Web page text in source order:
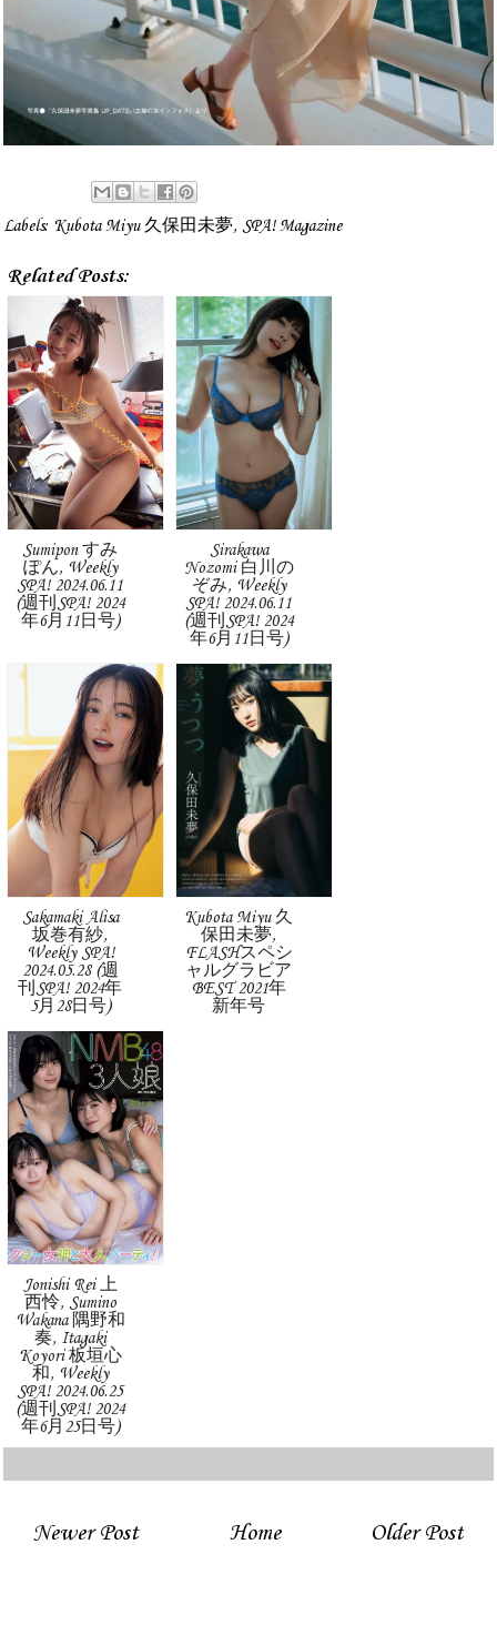
Labels: Kubota Miyu 久保田未夢, SPA! Magazine
Related Posts:
Sumipon すみ
ぽん, Weekly
SPA! 2024.06.11
(週刊SPA! 2024
年6月11日号)
Sirakawa
Nozomi 白川の
ぞみ, Weekly
SPA! 2024.06.11
(週刊SPA! 2024
年6月11日号)
Sakamaki Alisa
坂巻有紗,
Weekly SPA!
2024.05.28 (週
刊SPA! 2024年
5月28日号)
Kubota Miyu 久
保田未夢,
FLASHスペシ
ャルグラビア
BEST 2021年
新年号
Jonishi Rei 上
西怜, Sumino
Wakana 隅野和
奏, Itagaki
Koyori 板垣心
和, Weekly
SPA! 2024.06.25
(週刊SPA! 2024
年6月25日号)
Newer Post Older Post
Home